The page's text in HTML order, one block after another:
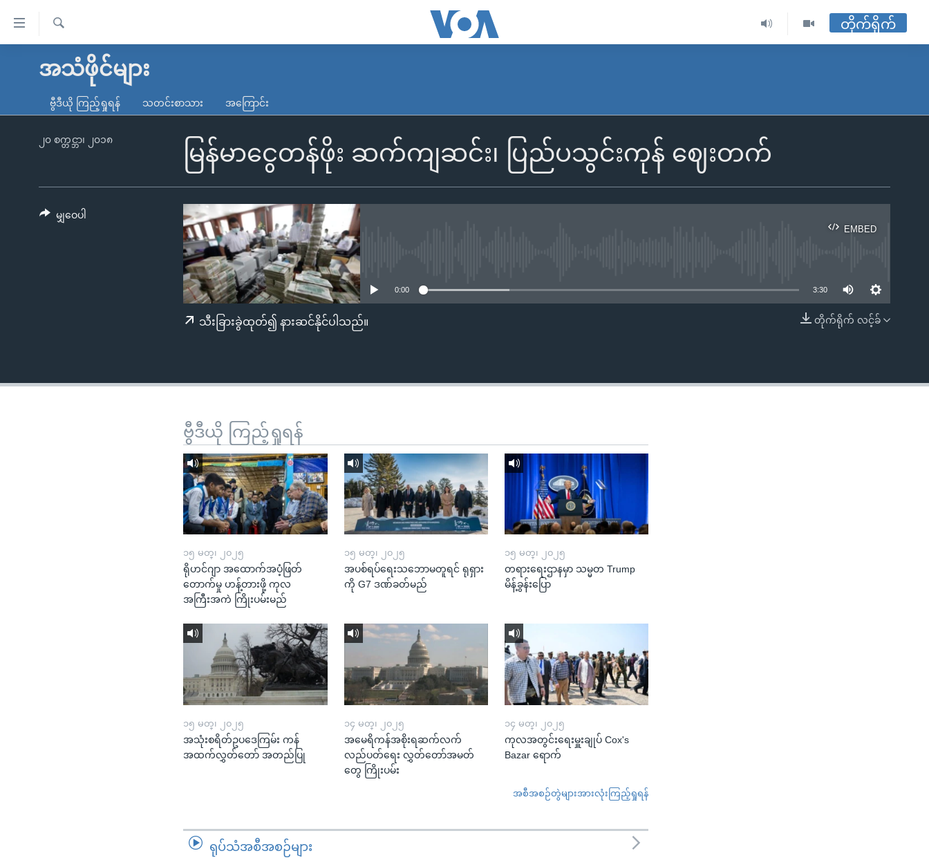
လွယ်ကူ
သည့်
ကျော်
မူလစာမျက်နှာ
ကမ္ဘာ့သတင်းများ
နိုင်ငံတကာ
တရုတ်
အစ္စရေး-ပါလက်စတိုင်း
ရပ်ဝန်းတခု လမ်းတခု အလွန်
အင်္ဂလိပ်စာလေ့လာမယ်
ရ
တိုက်ရိုက်
အသံဖိုင်များ
ဗွီဒီယို ကြည့်ရှုရန် သတင်းစာသား အကြောင်း
မြန်မာငွေတန်ဖိုး ဆက်ကျဆင်း၊ ပြည်ပသွင်းကုန် ဈေးတက်
၂၀ စက္တင္ဘာ၊ ၂၀၁၈
EMBED
EMBED
0:00 3:30
တိုက်ရိုက် လင့်ခ်
သီးခြားခွဲထုတ်၍ နားဆင်နိုင်ပါသည်။
မျှဝေပါ
ဗွီဒီယို ကြည့်ရှုရန်
၁၅ မတ္၊ ၂၀၂၅
ရိုဟင်ဂျာ အထောက်အပံ့ဖြတ်
တောက်မှု ဟန့်တားဖို့ ကုလ
အကြီးအကဲ ကြိုးပမ်းမည်
၁၅ မတ္၊ ၂၀၂၅
အပစ်ရပ်ရေးသဘောမတူရင် ရုရှား
ကို G7 ဒဏ်ခတ်မည်
၁၅ မတ္၊ ၂၀၂၅
တရားရေးဌာနမှာ သမ္မတ Trump
မိန့်ခွန်းပြော
၁၅ မတ္၊ ၂၀၂၅
အသုံးစရိတ်ဥပဒေကြမ်း ကန်
အထက်လွှတ်တော် အတည်ပြု
၁၄ မတ္၊ ၂၀၂၅
အမေရိကန်အစိုးရဆက်လက်
လည်ပတ်ရေး လွှတ်တော်အမတ်
တွေ ကြိုးပမ်း
၁၄ မတ္၊ ၂၀၂၅
ကုလအတွင်းရေးမှူးချုပ် Cox's
Bazar ရောက်
အစီအစဉ်တွဲများအားလုံးကြည့်ရှုရန်
ရုပ်သံအစီအစဉ်များ